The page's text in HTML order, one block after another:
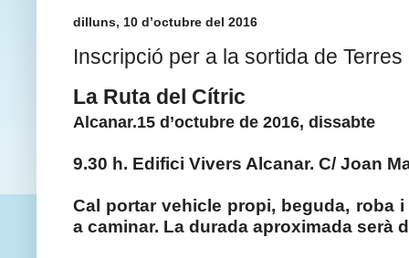
dilluns, 10 d’octubre del 2016
Inscripció per a la sortida de
La Ruta del Cítric
Alcanar.15 d’octubre de 2016, dissabte
9.30 h. Edifici Vivers Alcanar. C/ Joan
Cal portar vehicle propi, beguda, roba
a caminar. La durada aproximada serà